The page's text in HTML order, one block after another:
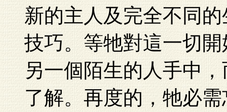
新的主人及完全不同
技巧。等牠對這一切
另一個陌生的人手中
了解。再度的，牠必